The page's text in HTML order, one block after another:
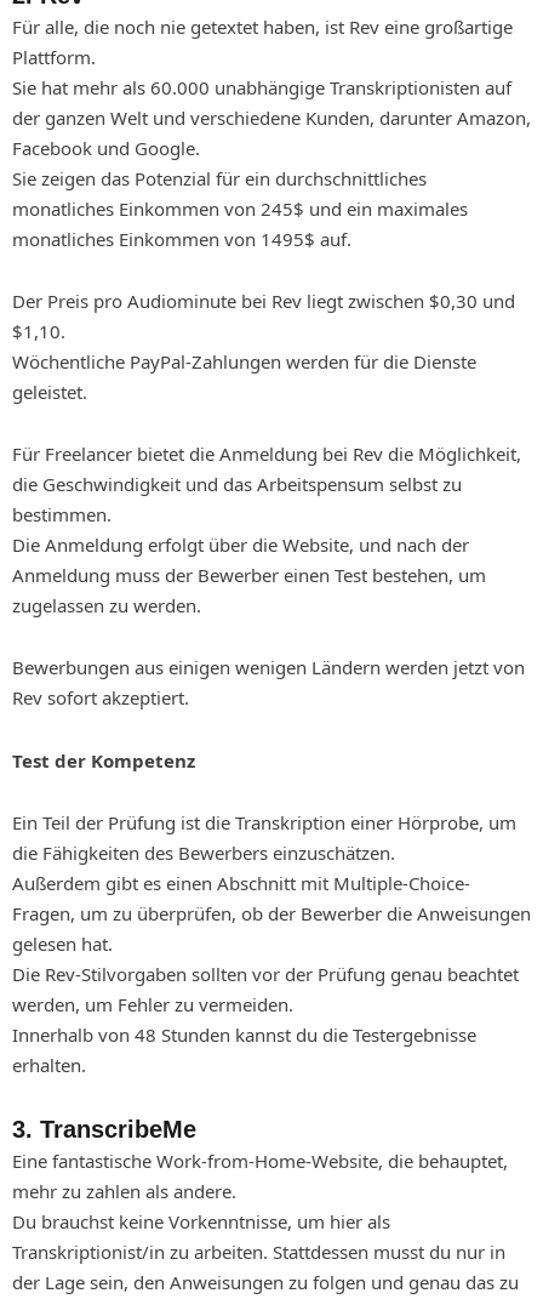
Für alle, die noch nie getextet haben, ist Rev eine großartige
Plattform.
Sie hat mehr als 60.000 unabhängige Transkriptionisten auf
der ganzen Welt und verschiedene Kunden, darunter Amazon,
Facebook und Google.
Sie zeigen das Potenzial für ein durchschnittliches
monatliches Einkommen von 245$ und ein maximales
monatliches Einkommen von 1495$ auf.
Der Preis pro Audiominute bei Rev liegt zwischen $0,30 und
$1,10.
Wöchentliche PayPal-Zahlungen werden für die Dienste
geleistet.
Für Freelancer bietet die Anmeldung bei Rev die Möglichkeit,
die Geschwindigkeit und das Arbeitspensum selbst zu
bestimmen.
Die Anmeldung erfolgt über die Website, und nach der
Anmeldung muss der Bewerber einen Test bestehen, um
zugelassen zu werden.
Bewerbungen aus einigen wenigen Ländern werden jetzt von
Rev sofort akzeptiert.
Test der Kompetenz
Ein Teil der Prüfung ist die Transkription einer Hörprobe, um
die Fähigkeiten des Bewerbers einzuschätzen.
Außerdem gibt es einen Abschnitt mit Multiple-Choice-
Fragen, um zu überprüfen, ob der Bewerber die Anweisungen
gelesen hat.
Die Rev-Stilvorgaben sollten vor der Prüfung genau beachtet
werden, um Fehler zu vermeiden.
Innerhalb von 48 Stunden kannst du die Testergebnisse
erhalten.
3. TranscribeMe
Eine fantastische Work-from-Home-Website, die behauptet,
mehr zu zahlen als andere.
Du brauchst keine Vorkenntnisse, um hier als
Transkriptionist/in zu arbeiten. Stattdessen musst du nur in
der Lage sein, den Anweisungen zu folgen und genau das zu